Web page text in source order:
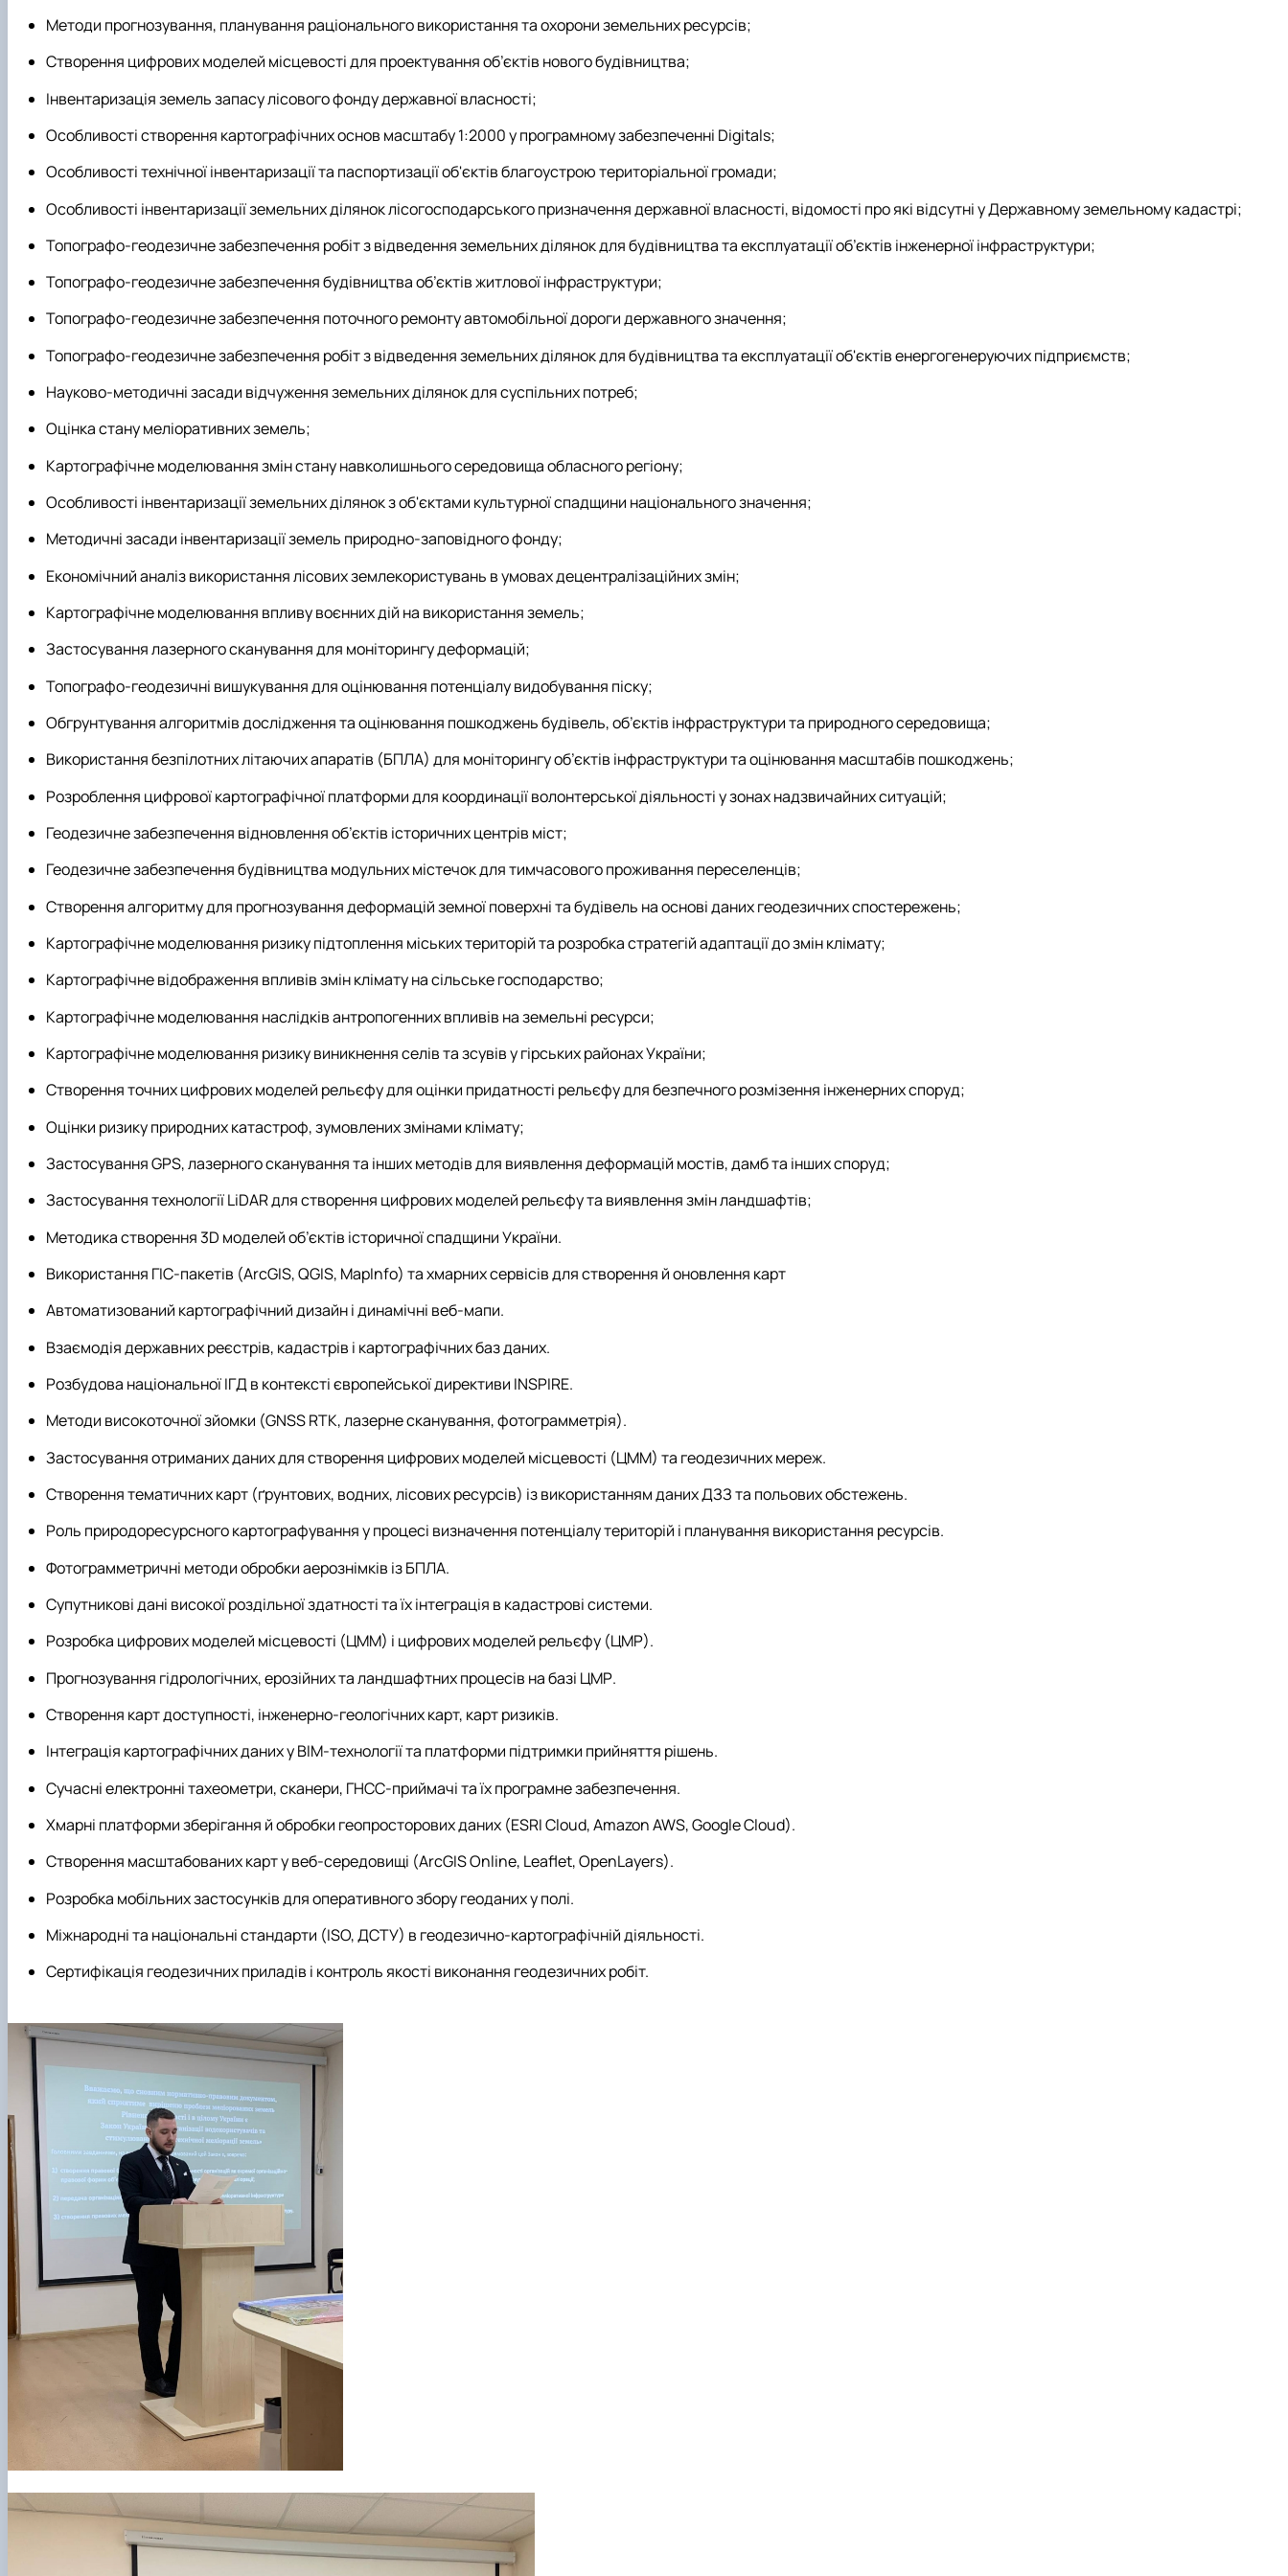
Методи прогнозування, планування раціонального використання та охорони земельних ресурсів;
Створення цифрових моделей місцевості для проектування об’єктів нового будівництва;
Інвентаризація земель запасу лісового фонду державної власності;
Особливості створення картографічних основ масштабу 1:2000 у програмному забезпеченні Digitals;
Особливості технічної інвентаризації та паспортизації об'єктів благоустрою територіальної громади;
Особливості інвентаризації земельних ділянок лісогосподарського призначення державної власності, відомості про які відсутні у Державному земельному кадастрі;
Топографо-геодезичне забезпечення робіт з відведення земельних ділянок для будівництва та експлуатації об’єктів інженерної інфраструктури;
Топографо-геодезичне забезпечення будівництва об’єктів житлової інфраструктури;
Топографо-геодезичне забезпечення поточного ремонту автомобільної дороги державного значення;
Топографо-геодезичне забезпечення робіт з відведення земельних ділянок для будівництва та експлуатації об'єктів енергогенеруючих підприємств;
Науково-методичні засади відчуження земельних ділянок для суспільних потреб;
Оцінка стану меліоративних земель;
Картографічне моделювання змін стану навколишнього середовища обласного регіону;
Особливості інвентаризації земельних ділянок з об'єктами культурної спадщини національного значення;
Методичні засади інвентаризації земель природно-заповідного фонду;
Економічний аналіз використання лісових землекористувань в умовах децентралізаційних змін;
Картографічне моделювання впливу воєнних дій на використання земель;
Застосування лазерного сканування для моніторингу деформацій;
Топографо-геодезичні вишукування для оцінювання потенціалу видобування піску;
Обгрунтування алгоритмів дослідження та оцінювання пошкоджень будівель, об’єктів інфраструктури та природного середовища;
Використання безпілотних літаючих апаратів (БПЛА) для моніторингу об’єктів інфраструктури та оцінювання масштабів пошкоджень;
Розроблення цифрової картографічної платформи для координації волонтерської діяльності у зонах надзвичайних ситуацій;
Геодезичне забезпечення відновлення об’єктів історичних центрів міст;
Геодезичне забезпечення будівництва модульних містечок для тимчасового проживання переселенців;
Створення алгоритму для прогнозування деформацій земної поверхні та будівель на основі даних геодезичних спостережень;
Картографічне моделювання ризику підтоплення міських територій та розробка стратегій адаптації до змін клімату;
Картографічне відображення впливів змін клімату на сільське господарство;
Картографічне моделювання наслідків антропогенних впливів на земельні ресурси;
Картографічне моделювання ризику виникнення селів та зсувів у гірських районах України;
Створення точних цифрових моделей рельєфу для оцінки придатності рельєфу для безпечного розмізення інженерних споруд;
Оцінки ризику природних катастроф, зумовлених змінами клімату;
Застосування GPS, лазерного сканування та інших методів для виявлення деформацій мостів, дамб та інших споруд;
Застосування технології LiDAR для створення цифрових моделей рельєфу та виявлення змін ландшафтів;
Методика створення 3D моделей об’єктів історичної спадщини України.
Використання ГІС-пакетів (ArcGIS, QGIS, MapInfo) та хмарних сервісів для створення й оновлення карт
Автоматизований картографічний дизайн і динамічні веб-мапи.
Взаємодія державних реєстрів, кадастрів і картографічних баз даних.
Розбудова національної ІГД в контексті європейської директиви INSPIRE.
Методи високоточної зйомки (GNSS RTK, лазерне сканування, фотограмметрія).
Застосування отриманих даних для створення цифрових моделей місцевості (ЦММ) та геодезичних мереж.
Створення тематичних карт (ґрунтових, водних, лісових ресурсів) із використанням даних ДЗЗ та польових обстежень.
Роль природоресурсного картографування у процесі визначення потенціалу територій і планування використання ресурсів.
Фотограмметричні методи обробки аерознімків із БПЛА.
Супутникові дані високої роздільної здатності та їх інтеграція в кадастрові системи.
Розробка цифрових моделей місцевості (ЦММ) і цифрових моделей рельєфу (ЦМР).
Прогнозування гідрологічних, ерозійних та ландшафтних процесів на базі ЦМР.
Створення карт доступності, інженерно-геологічних карт, карт ризиків.
Інтеграція картографічних даних у BIM-технології та платформи підтримки прийняття рішень.
Сучасні електронні тахеометри, сканери, ГНСС-приймачі та їх програмне забезпечення.
Хмарні платформи зберігання й обробки геопросторових даних (ESRI Cloud, Amazon AWS, Google Cloud).
Створення масштабованих карт у веб-середовищі (ArcGIS Online, Leaflet, OpenLayers).
Розробка мобільних застосунків для оперативного збору геоданих у полі.
Міжнародні та національні стандарти (ISO, ДСТУ) в геодезично-картографічній діяльності.
Сертифікація геодезичних приладів і контроль якості виконання геодезичних робіт.